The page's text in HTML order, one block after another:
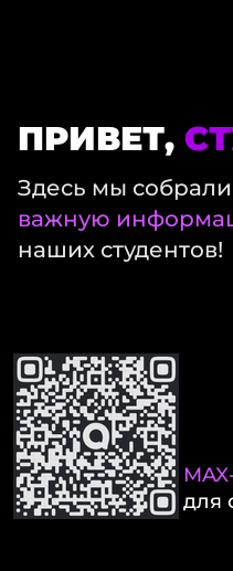
ПРИВЕТ,
Здесь мы
важную
наших студентов!
для